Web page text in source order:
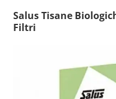
Salus Tisane
Filtri